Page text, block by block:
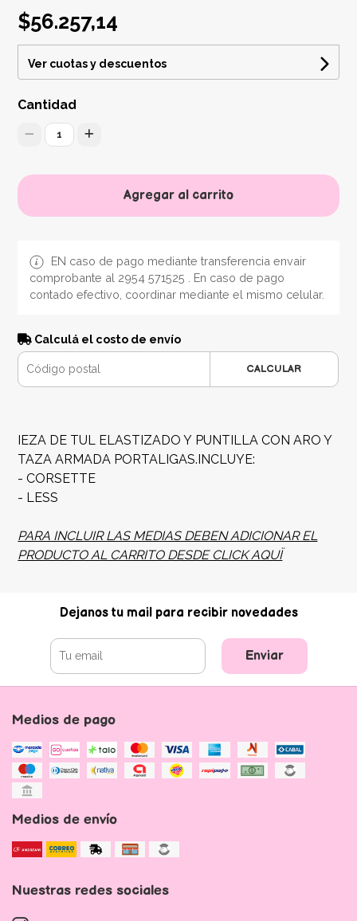
$56.257,14
Ver cuotas y descuentos
Cantidad
1
Agregar al carrito
EN caso de pago mediante transferencia envair
comprobante al 2954 571525 . En caso de pago
contado efectivo, coordinar mediante el mismo celular.
Calculá el costo de envío
CALCULAR
IEZA DE TUL ELASTIZADO Y PUNTILLA CON ARO Y
TAZA ARMADA PORTALIGAS.INCLUYE:
- CORSETTE
- LESS
PARA INCLUIR LAS MEDIAS DEBEN ADICIONAR EL
PRODUCTO AL CARRITO DESDE CLICK AQUÏ
Dejanos tu mail para recibir novedades
Enviar
Medios de pago
Medios de envío
Nuestras redes sociales